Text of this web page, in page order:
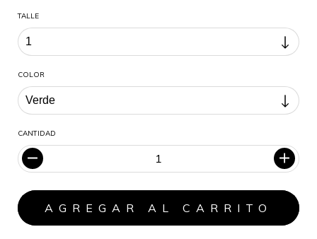
TALLE
COLOR
CANTIDAD